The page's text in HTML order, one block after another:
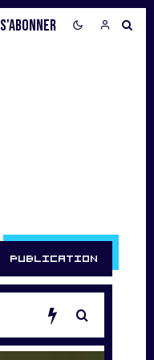
S'ABONNER
PUBLICATION